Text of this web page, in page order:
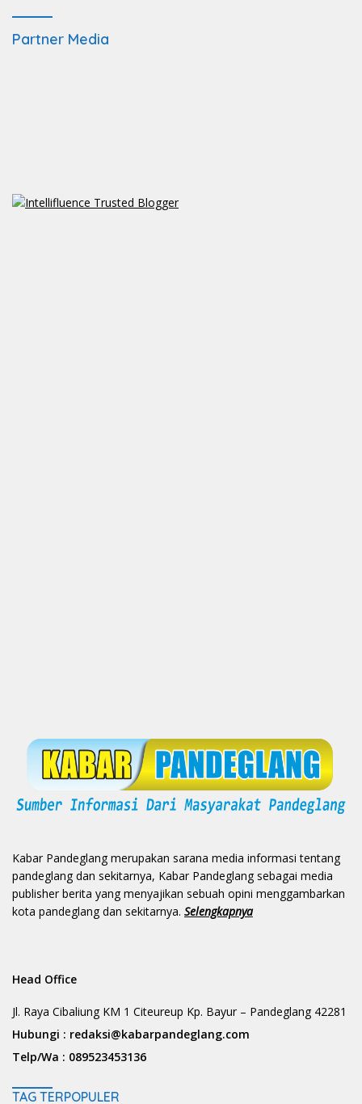
Partner Media
Kabar Pandeglang merupakan sarana media informasi tentang
pandeglang dan sekitarnya, Kabar Pandeglang sebagai media
publisher berita yang menyajikan sebuah opini menggambarkan
kota pandeglang dan sekitarnya. Selengkapnya
Head Office
Jl. Raya Cibaliung KM 1 Citeureup Kp. Bayur – Pandeglang 42281
Hubungi : redaksi@kabarpandeglang.com
Telp/Wa : 089523453136
TAG TERPOPULER